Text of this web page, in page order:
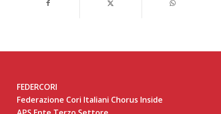
FEDERCORI
Federazione Cori Italiani Chorus Inside